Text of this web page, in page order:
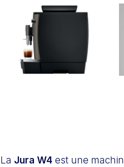
La Jura W4 est une